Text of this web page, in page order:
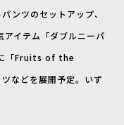
ンツのセットアップ、
アイテム「ダブルニーパ
に「Fruits of the
などを展開予定。いず